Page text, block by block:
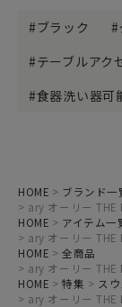
ブラック
テーブルアク
食器洗い器可
HOME ブランド一
ary オーリー THE
HOME
アイテム一
ary オーリー THE
HOME
全商品
ary オーリー THE
HOME
特集
ス
ary オーリー THE